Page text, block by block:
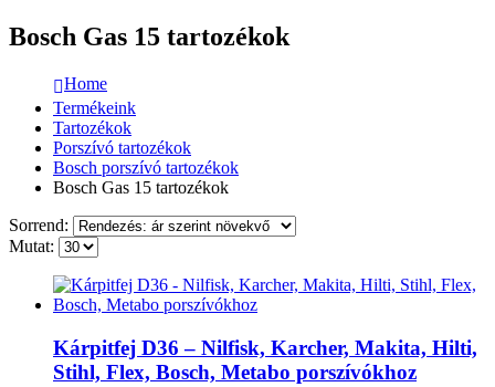
Bosch Gas 15 tartozékok
Home
Termékeink
Tartozékok
Porszívó tartozékok
Bosch porszívó tartozékok
Bosch Gas 15 tartozékok
Sorrend:
Mutat:
Kárpitfej D36 – Nilfisk, Karcher, Makita, Hilti,
Stihl, Flex, Bosch, Metabo porszívókhoz